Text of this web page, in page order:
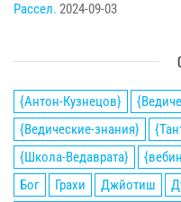
Рассел. 2024-09-03
{Антон-Кузнецов}
{Ведические-знания}
{Школа-Ведаврата}
Бог
Грахи Джйотиш